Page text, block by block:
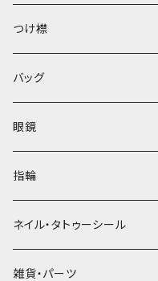
ベレー帽
つけ襟
バッグ
眼鏡
指輪
ネイル・タトゥーシール
雑貨・パーツ